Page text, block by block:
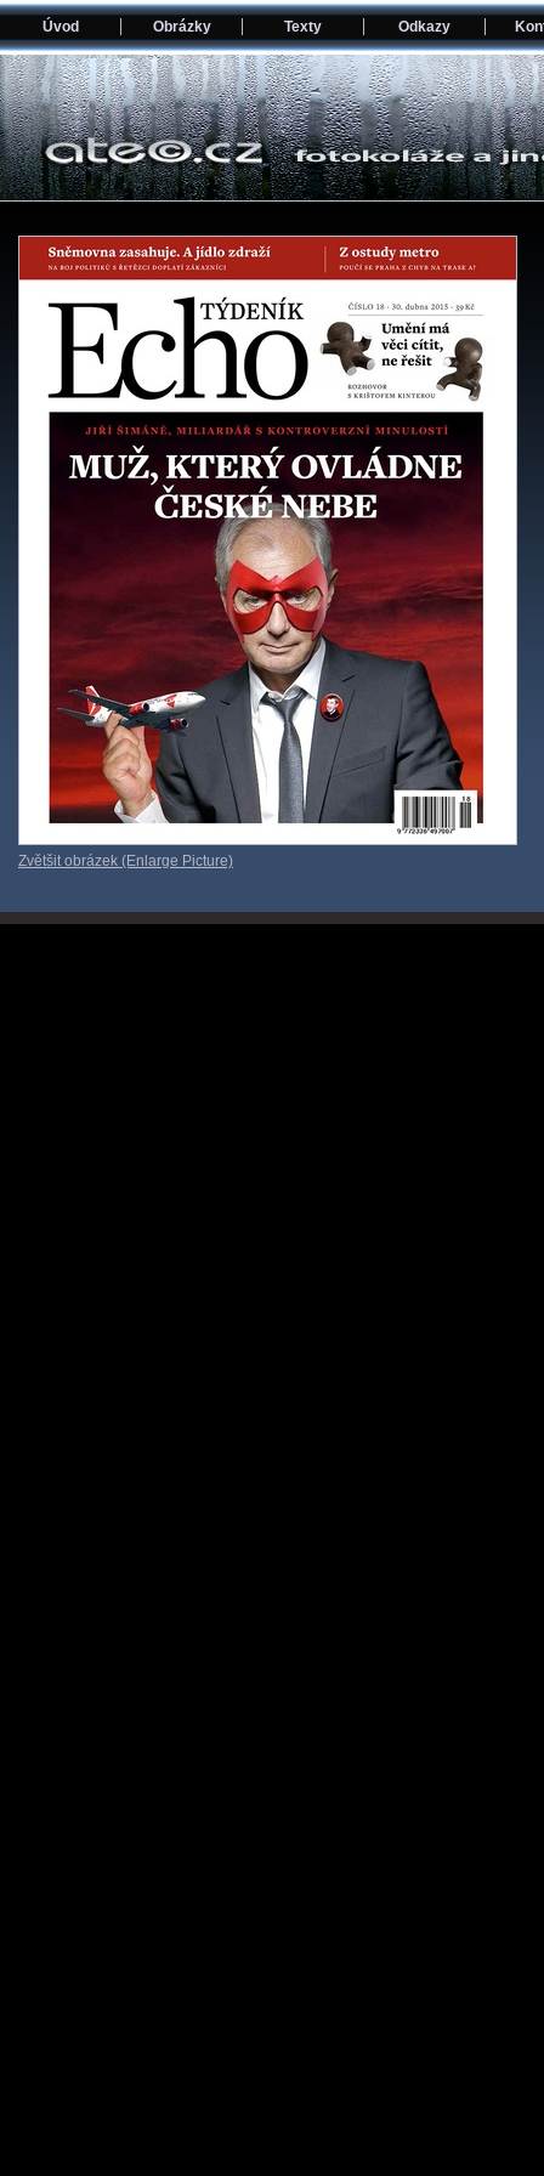
Úvod Obrázky Texty Odkazy
Zvětšit obrázek (Enlarge Picture)